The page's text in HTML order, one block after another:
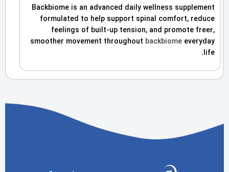
Backbiome is an advanced daily wellness supplement
formulated to help support spinal comfort, reduce
feelings of built-up tension, and promote freer,
smoother movement throughout backbiome everyday
life.